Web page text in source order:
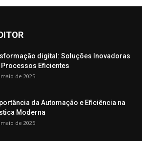
digital: Soluções Inovadoras
Processos Eficientes
de 2025
da Automação e Eficiência na
Moderna
de 2025